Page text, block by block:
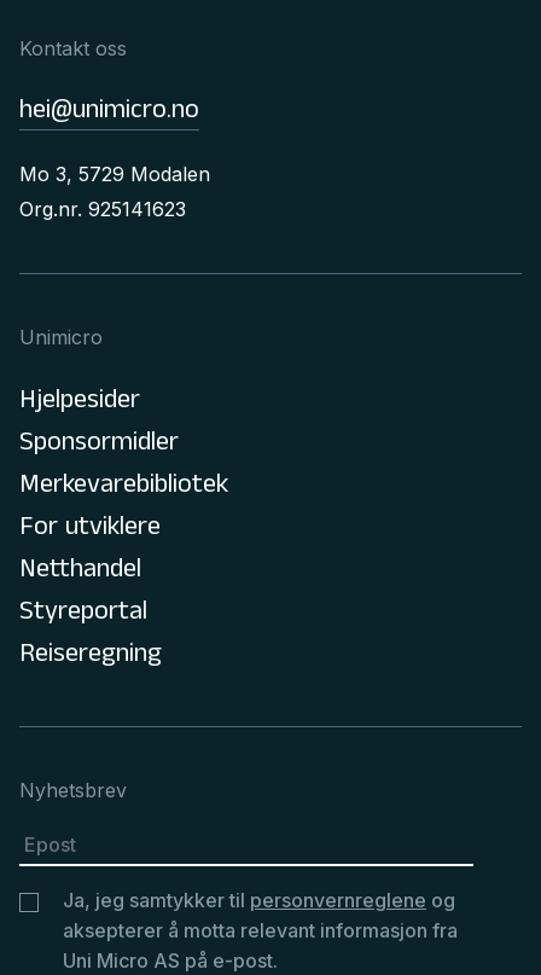
Kontakt oss
hei@unimicro.no
Mo 3, 5729 Modalen
Org.nr. 925141623
Unimicro
Hjelpesider
Sponsormidler
Merkevarebibliotek
For utviklere
Netthandel
Styreportal
Reiseregning
Nyhetsbrev
Ja, jeg samtykker til personvernreglene og
aksepterer å motta relevant informasjon fra
Uni Micro AS på e-post.